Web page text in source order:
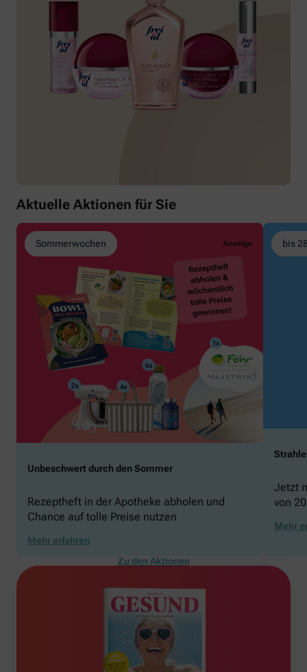
Aktuelle Aktionen für Sie
Sommerwochen
Unbeschwert durch den Sommer
Rezeptheft in der Apotheke abholen und
Chance auf tolle Preise nutzen
Mehr erfahren
bis
Jetzt
von
Mehr
Zu den Aktionen